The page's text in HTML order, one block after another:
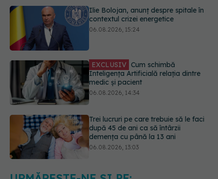
06.08.2026, 14:34
Trei lucruri pe care trebuie să le faci
06.08.2026, 13:03
Colebil și Panzcebil, blocate
06.08.2026, 16:37